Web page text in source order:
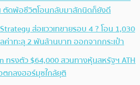
ตัดพ้อชีวิตโอนกลับมาสักนิดก็ยังดี
ส่อแววเทขายรอบ 4 ? โอน 1,030
ค่าทะลุ 2 พันล้านบาท ออกจากกระเป๋า
ทรงตัว $64,000 สวนทางหุ้นสหรัฐฯ ATH
กลงฮอร์มุซใกล้ยุติ